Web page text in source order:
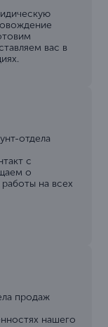
вас в
отдела
с
о
работы на всех
продаж
нашего